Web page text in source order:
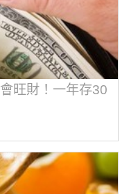
旺財！一年存30